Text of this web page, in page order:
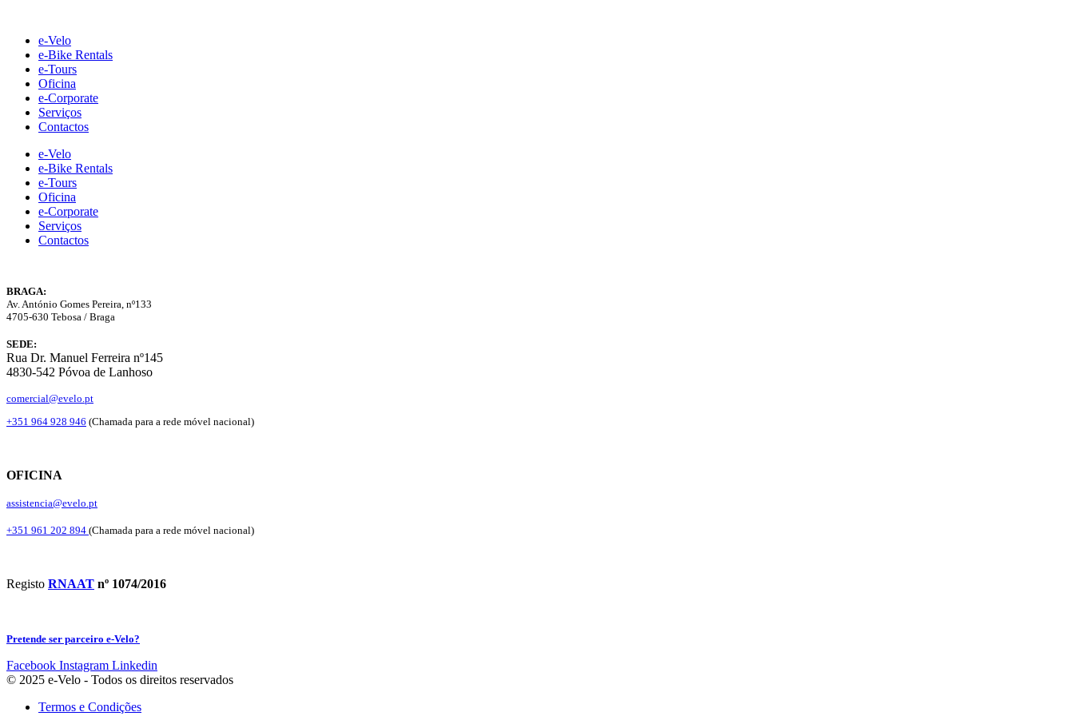
contente-Velo
e-Bike Rentals
e-Tours
Oficina
e-Corporate
Serviços
Contactos
e-Velo
e-Bike Rentals
e-Tours
Oficina
e-Corporate
Serviços
Contactos
BRAGA:
Av. António Gomes Pereira, nº133
4705-630 Tebosa / Braga
SEDE:
Rua Dr. Manuel Ferreira nº145
4830-542 Póvoa de Lanhoso
comercial@evelo.pt
+351 964 928 946 (Chamada para a rede móvel nacional)
OFICINA
assistencia@evelo.pt
+351 961 202 894 (Chamada para a rede móvel nacional)
Registo RNAAT nº 1074/2016
Pretende ser parceiro e-Velo?
Facebook Instagram Linkedin
© 2025 e-Velo - Todos os direitos reservados
Termos e Condições